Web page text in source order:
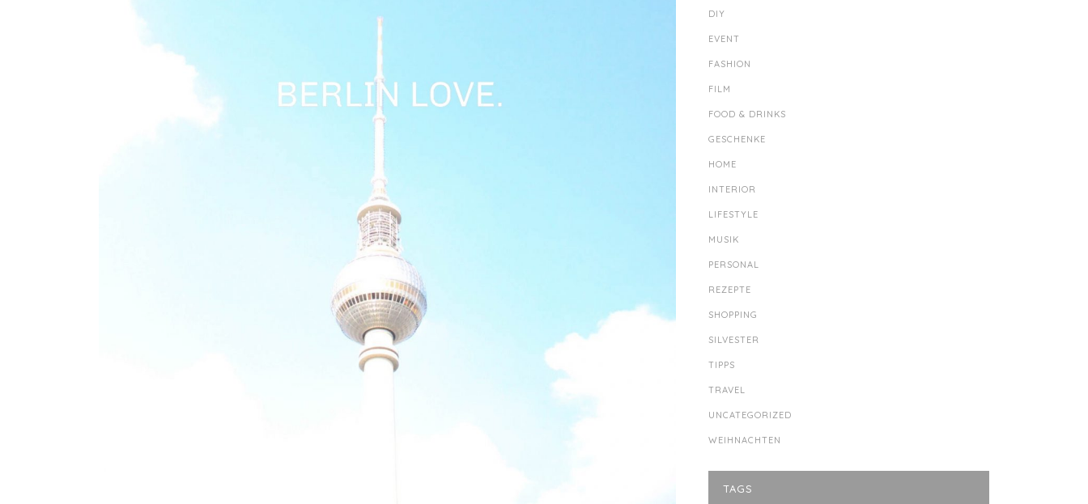
DIY
EVENT
FASHION
FILM
FOOD & DRINKS
GESCHENKE
HOME
INTERIOR
LIFESTYLE
MUSIK
PERSONAL
REZEPTE
SHOPPING
SILVESTER
TIPPS
TRAVEL
UNCATEGORIZED
WEIHNACHTEN
TAGS